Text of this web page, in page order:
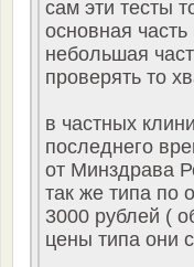
сам эти тесты
основная
небольшая
проверять то
в частных
последнего
от Минздрава
так же типа по
3000 рублей (
цены типа они